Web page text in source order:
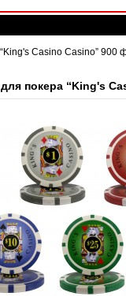
Casino Casino” 900
покера “King's